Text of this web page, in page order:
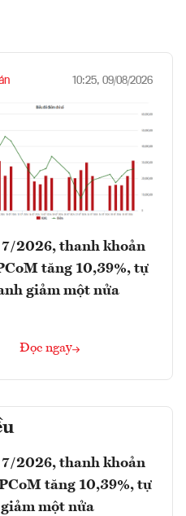
10:25, 09/08/2026
2026, thanh khoản
tăng 10,39%, tự
giảm một nửa
Đọc ngay
2026, thanh khoản
tăng 10,39%, tự
một nửa